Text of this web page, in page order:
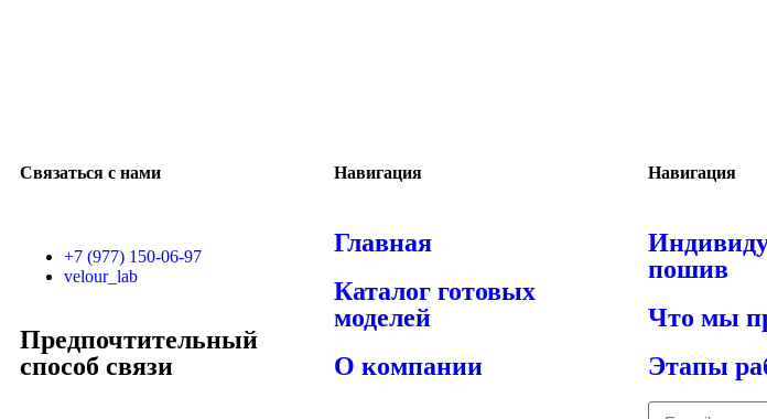
Связаться с нами
+7 (977) 150-06-97
velour_lab
Предпочтительный
способ связи
Навигация
Главная
Каталог готовых
моделей
О компании
Навигация
пошив
Что мы
Этапы